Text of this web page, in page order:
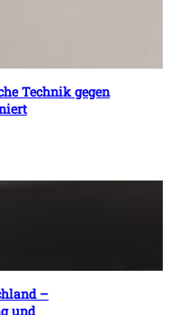
Technik gegen
–
und